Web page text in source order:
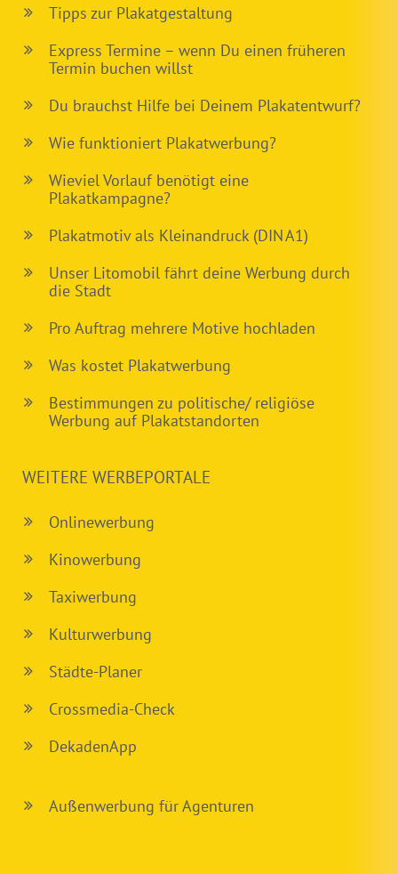
Tipps zur Plakatgestaltung
Express Termine – wenn Du einen früheren
Termin buchen willst
Du brauchst Hilfe bei Deinem Plakatentwurf?
Wie funktioniert Plakatwerbung?
Wieviel Vorlauf benötigt eine
Plakatkampagne?
Plakatmotiv als Kleinandruck (DIN A1)
Unser Litomobil fährt deine Werbung durch
die Stadt
Pro Auftrag mehrere Motive hochladen
Was kostet Plakatwerbung
Bestimmungen zu politische/ religiöse
Werbung auf Plakatstandorten
WEITERE WERBEPORTALE
Onlinewerbung
Kinowerbung
Taxiwerbung
Kulturwerbung
Städte-Planer
Crossmedia-Check
DekadenApp
Außenwerbung für Agenturen